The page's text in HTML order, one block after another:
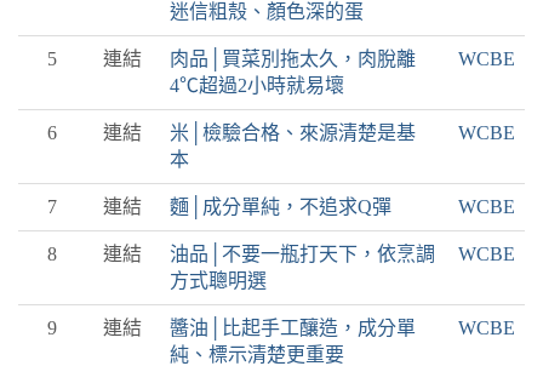
迷信粗殼、顏色深的蛋
5 連結
肉品│買菜別拖太久，肉脫離
4℃超過2小時就易壞
WCBE
6 連結
米│檢驗合格、來源清楚是基
本
WCBE
7 連結 麵│成分單純，不追求Q彈 WCBE
8 連結
油品│不要一瓶打天下，依烹調
方式聰明選
WCBE
9 連結
醬油│比起手工釀造，成分單
純、標示清楚更重要
WCBE